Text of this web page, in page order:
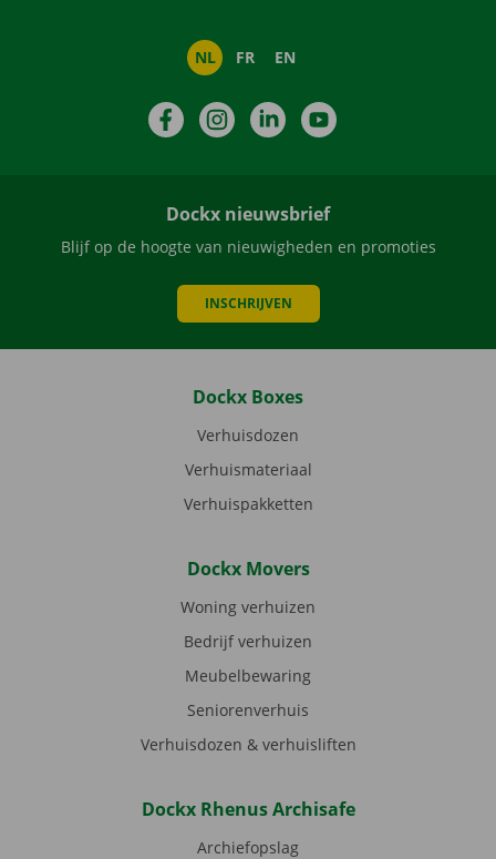
NL FR EN
FacebookInstagramLinkedIn
Dockx nieuwsbrief
Blijf op de hoogte van nieuwigheden en promoties
INSCHRIJVEN
Dockx Boxes
Verhuisdozen
Verhuismateriaal
Verhuispakketten
Dockx Movers
Woning verhuizen
Bedrijf verhuizen
Meubelbewaring
Seniorenverhuis
Verhuisdozen & verhuisliften
Dockx Rhenus Archisafe
Archiefopslag